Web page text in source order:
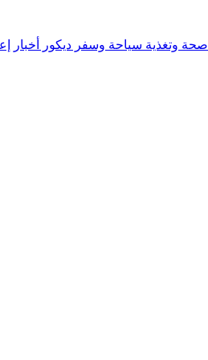
صحة وتغذية سياحة وسفر ديكور أخبار